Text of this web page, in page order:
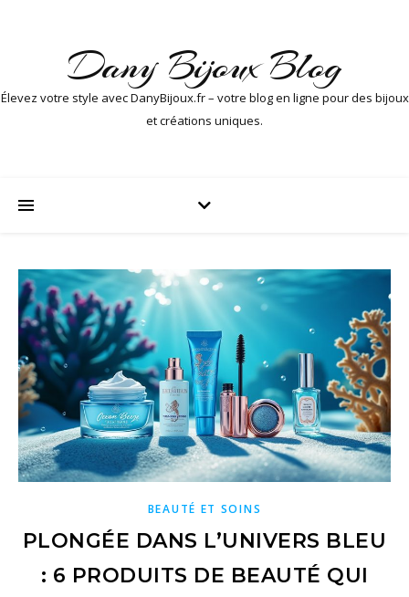
Dany Bijoux Blog
Élevez votre style avec DanyBijoux.fr – votre blog en ligne pour des bijoux
et créations uniques.
BEAUTÉ ET SOINS
PLONGÉE DANS L’UNIVERS BLEU
: 6 PRODUITS DE BEAUTÉ QUI